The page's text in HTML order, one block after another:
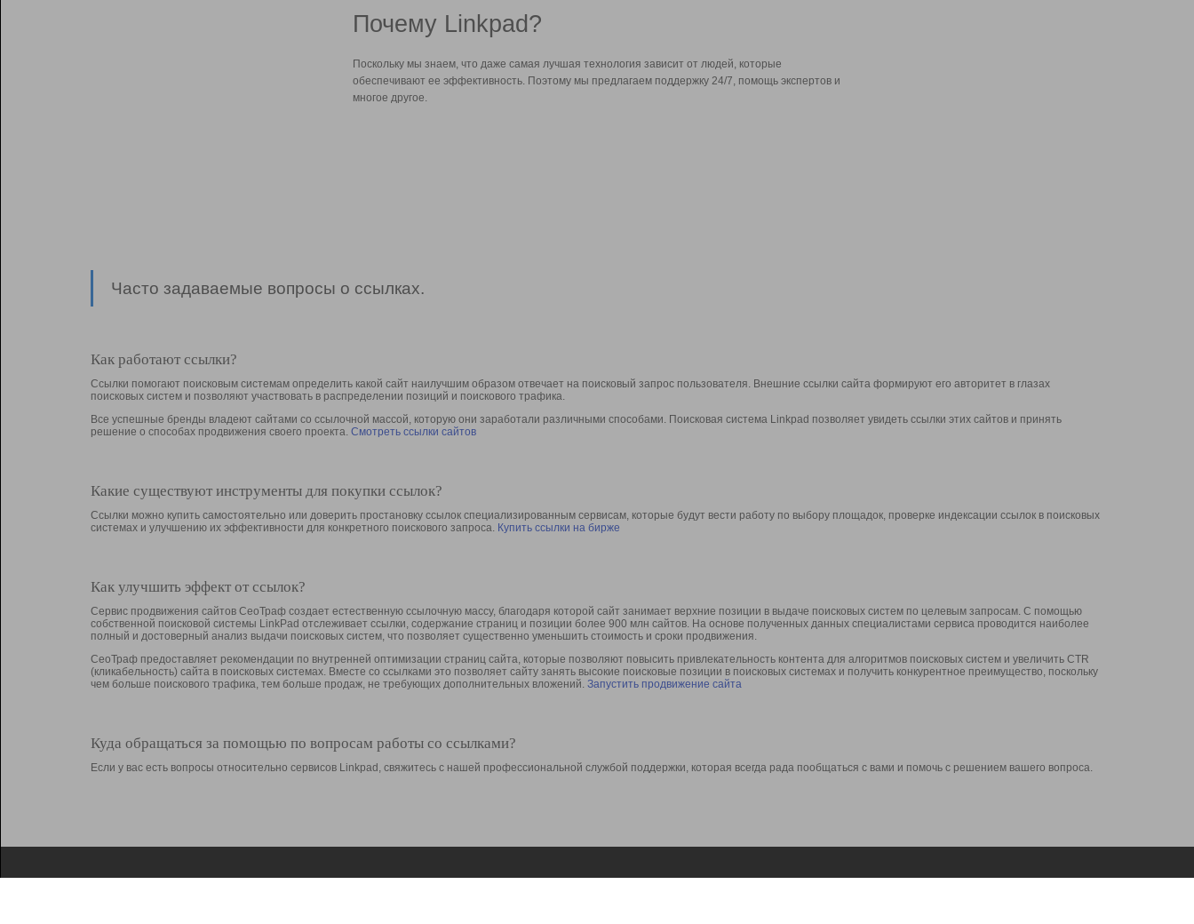
Почему Linkpad?
Поскольку мы знаем, что даже самая лучшая технология зависит от людей, которые
обеспечивают ее эффективность. Поэтому мы предлагаем поддержку 24/7, помощь экспертов и
многое другое.
Часто задаваемые вопросы о ссылках.
Как работают ссылки?
Ссылки помогают поисковым системам определить какой сайт наилучшим образом отвечает на поисковый запрос пользователя. Внешние ссылки сайта формируют его авторитет в глазах
поисковых систем и позволяют участвовать в раcпределении позиций и поискового трафика.
Все успешные бренды владеют сайтами со ссылочной массой, которую они заработали различными способами. Поисковая система Linkpad позволяет увидеть ссылки этих сайтов и принять
решение о способах продвижения своего проекта. Смотреть ссылки сайтов
Какие существуют инструменты для покупки ссылок?
Ссылки можно купить самостоятельно или доверить простановку ссылок специализированным сервисам, которые будут вести работу по выбору площадок, проверке индексации ссылок в поисковых
системах и улучшению их эффективности для конкретного поискового запроса. Купить ссылки на бирже
Как улучшить эффект от ссылок?
Сервис продвижения сайтов СеоТраф создает естественную ссылочную массу, благодаря которой сайт занимает верхние позиции в выдаче поисковых систем по целевым запросам. С помощью
собственной поисковой системы LinkPad отслеживает ссылки, содержание страниц и позиции более 900 млн сайтов. На основе полученных данных специалистами сервиса проводится наиболее
полный и достоверный анализ выдачи поисковых систем, что позволяет существенно уменьшить стоимость и сроки продвижения.
СеоТраф предоставляет рекомендации по внутренней оптимизации страниц сайта, которые позволяют повысить привлекательность контента для алгоритмов поисковых систем и увеличить CTR
(кликабельность) сайта в поисковых системах. Вместе со ссылками это позволяет сайту занять высокие поисковые позиции в поисковых системах и получить конкурентное преимущество, поскольку
чем больше поискового трафика, тем больше продаж, не требующих дополнительных вложений. Запустить продвижение сайта
Куда обращаться за помощью по вопросам работы со ссылками?
Если у вас есть вопросы относительно сервисов Linkpad, свяжитесь с нашей профессиональной службой поддержки, которая всегда рада пообщаться с вами и помочь с решением вашего вопроса.